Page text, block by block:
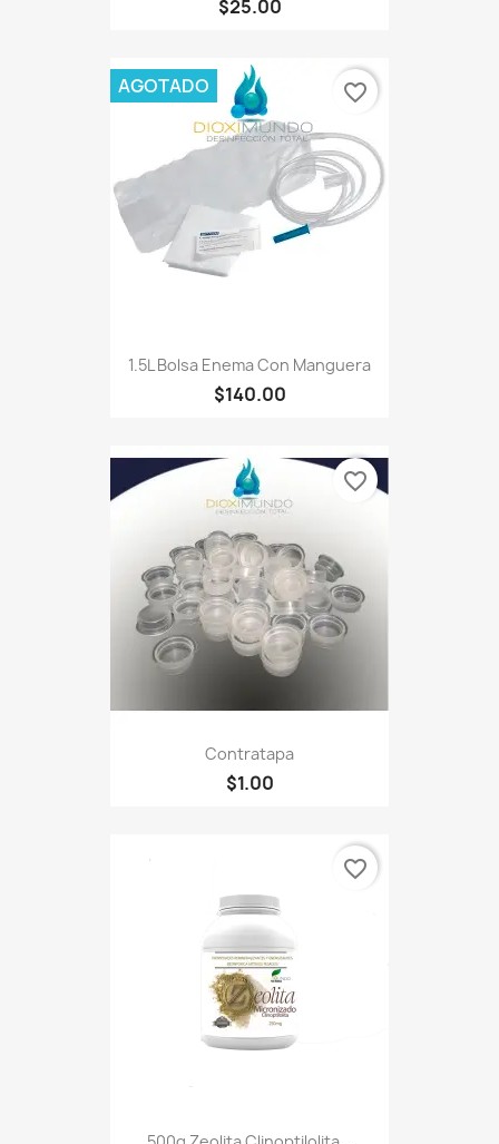
$25.00
1.5L Bolsa Enema Con Manguera
$140.00
AGOTADO favorite_border
Contratapa
$1.00
favorite_border
favorite_border